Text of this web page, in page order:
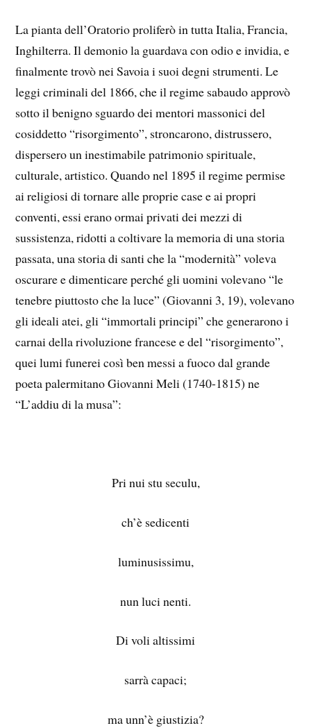
La pianta dell’Oratorio proliferò in tutta Italia, Francia,
Inghilterra. Il demonio la guardava con odio e invidia, e
finalmente trovò nei Savoia i suoi degni strumenti. Le
leggi criminali del 1866, che il regime sabaudo approvò
sotto il benigno sguardo dei mentori massonici del
cosiddetto “risorgimento”, stroncarono, distrussero,
dispersero un inestimabile patrimonio spirituale,
culturale, artistico. Quando nel 1895 il regime permise
ai religiosi di tornare alle proprie case e ai propri
conventi, essi erano ormai privati dei mezzi di
sussistenza, ridotti a coltivare la memoria di una storia
passata, una storia di santi che la “modernità” voleva
oscurare e dimenticare perché gli uomini volevano “le
tenebre piuttosto che la luce” (Giovanni 3, 19), volevano
gli ideali atei, gli “immortali principi” che generarono i
carnai della rivoluzione francese e del “risorgimento”,
quei lumi funerei così ben messi a fuoco dal grande
poeta palermitano Giovanni Meli (1740-1815) ne
“L’addiu di la musa”:
Pri nui stu seculu,
ch’è sedicenti
luminusissimu,
nun luci nenti.
Di voli altissimi
sarrà capaci;
ma unn’è giustizia?